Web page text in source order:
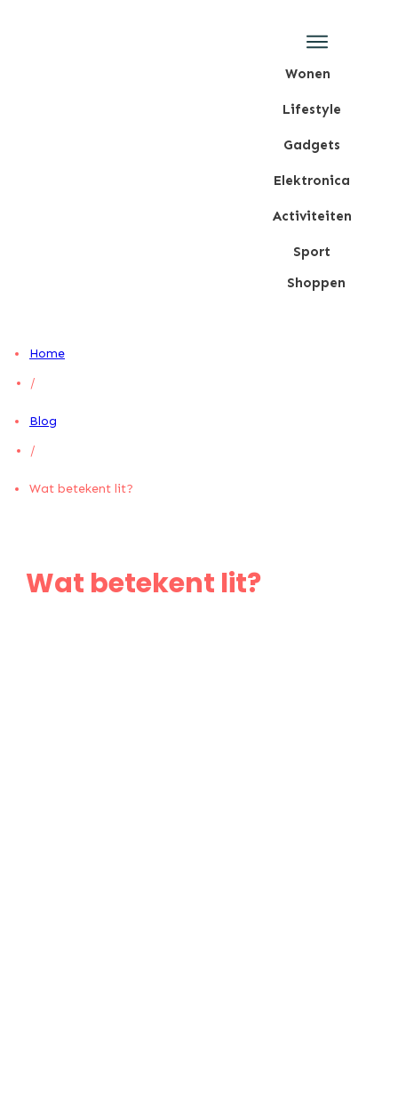
Wonen
Lifestyle
Gadgets
Elektronica
Activiteiten
Sport
Shoppen
Home
/
Blog
/
Wat betekent lit?
Wat betekent lit?